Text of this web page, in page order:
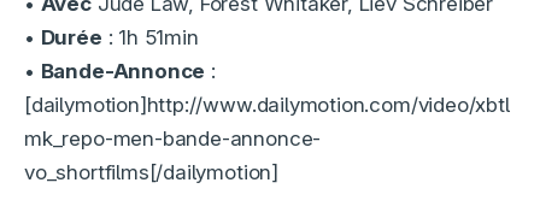
• Durée : 1h 51min
• Bande-Annonce :
[dailymotion]http://www.dailymotion.com/video/xbtl
mk_repo-men-bande-annonce-
vo_shortfilms[/dailymotion]